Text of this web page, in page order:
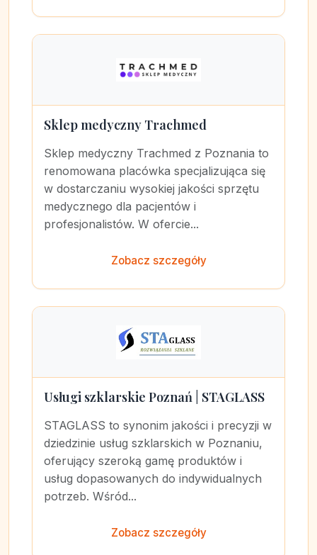
Sklep medyczny Trachmed
Sklep medyczny Trachmed z Poznania to
renomowana placówka specjalizująca się
w dostarczaniu wysokiej jakości sprzętu
medycznego dla pacjentów i
profesjonalistów. W ofercie...
Zobacz szczegóły
Usługi szklarskie Poznań | STAGLASS
STAGLASS to synonim jakości i precyzji w
dziedzinie usług szklarskich w Poznaniu,
oferujący szeroką gamę produktów i
usług dopasowanych do indywidualnych
potrzeb. Wśród...
Zobacz szczegóły